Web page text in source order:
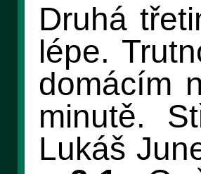
Druhá
lépe.
domácím
minutě.
Lukáš